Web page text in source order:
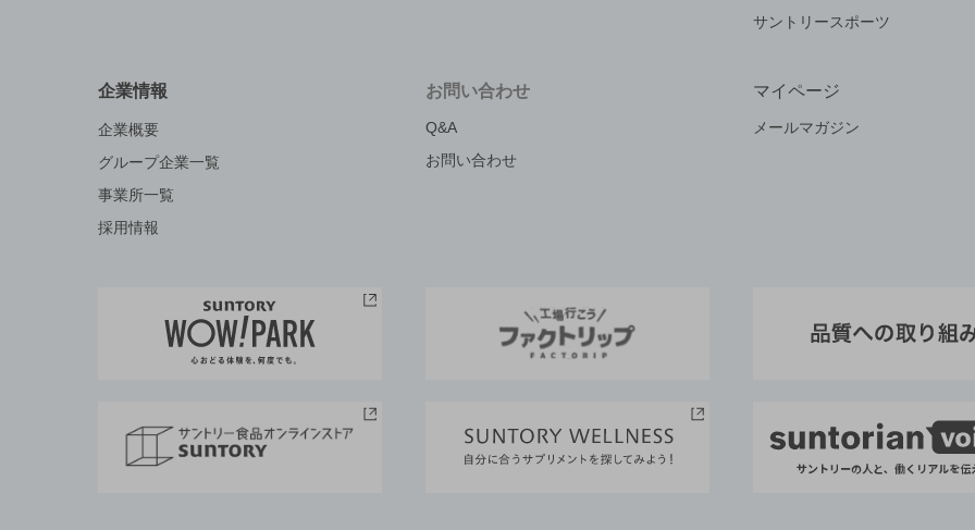
サントリースポーツ
企業情報
企業概要
グループ企業一覧
事業所一覧
採用情報
お問い合わせ
Q&A
お問い合わせ
マイページ
メールマガジン